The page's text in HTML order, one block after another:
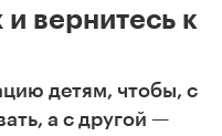
и вернитесь к
детям, чтобы, с
а с другой —